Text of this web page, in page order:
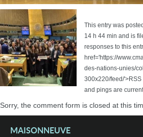
This entry was
14 h 44 min and is
responses to this
href='https://
des-nations-unies/
300x220/feed/
and pings are
Sorry, the comment form is closed at this
MAISONNEUVE